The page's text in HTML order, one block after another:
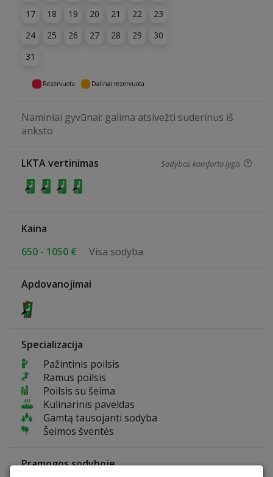
17
18 19 20 21 22
23
24
25 26 27 28 29
30
31
Rezervuota Dalinai rezervuota
Naminiai gyvūnai: galima atsivežti suderinus iš
anksto
LKTA vertinimas Sodybos komforto lygis
Kaina
650 - 1050 €
Visa sodyba
Apdovanojimai
Specializacija
Pažintinis poilsis
Ramus poilsis
Poilsis su šeima
Kulinarinis paveldas
Gamtą tausojanti sodyba
Šeimos šventės
Pramogos sodyboje